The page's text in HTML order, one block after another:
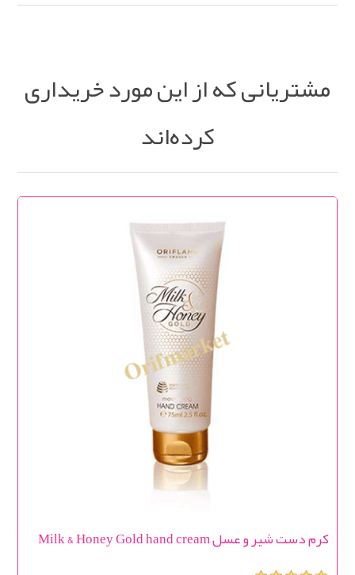
مشتریانی که از این مورد خریداری
کرده‌اند
کرم دست شیر و عسل Milk & Honey Gold hand cream